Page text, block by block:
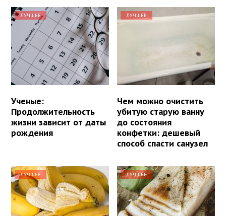
ЛУЧШЕЕ
Ученые:
Продолжительность
жизни зависит от даты
рождения
ЛУЧШЕЕ
Чем можно очистить
убитую старую ванну
до состояния
конфетки: дешевый
способ спасти санузел
ЛУЧШЕЕ ЛУЧШЕЕ